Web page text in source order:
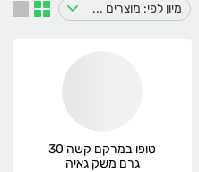
מיון לפי: מוצרים במבצע
טופו במרקם קשה 30
גרם משק גאיה